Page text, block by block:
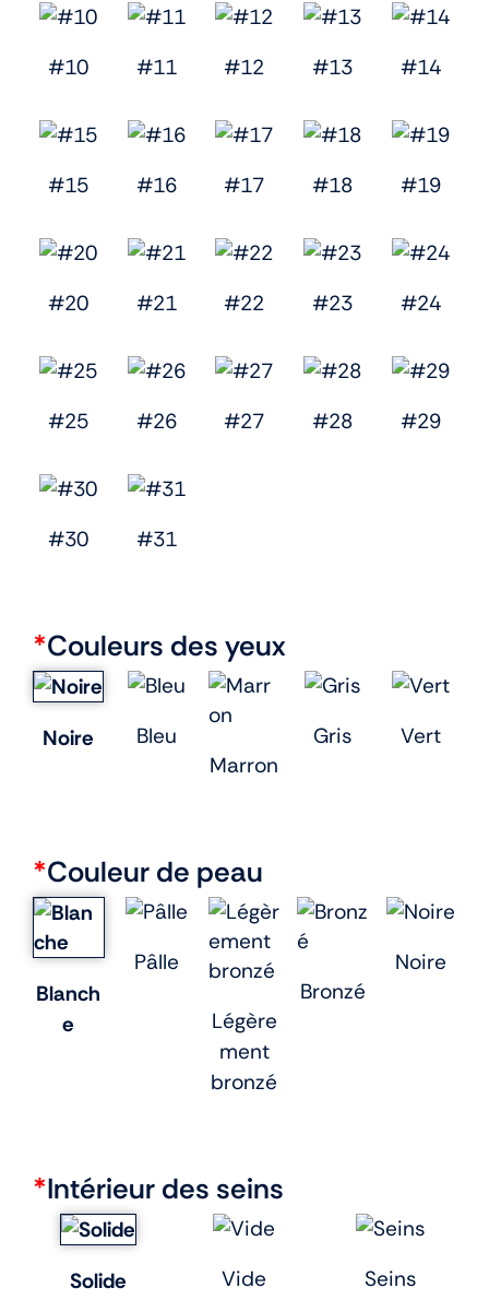
#10 #11 #12 #13 #14
#15 #16 #17 #18 #19
#20 #21 #22 #23 #24
#25 #26 #27 #28 #29
#30 #31
*Couleurs des yeux
Noire
Bleu
Marron
Gris Vert
*Couleur de peau
Blanch
e
Pâlle
Légère
ment
bronzé
Bronzé
Noire
*Intérieur des seins
Solide Vide Seins